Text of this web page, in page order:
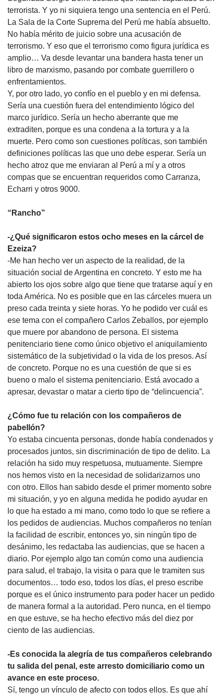
terrorista. Y yo ni siquiera tengo una sentencia en el Perú.
La Sala de la Corte Suprema del Perú me había absuelto.
No había mérito de juicio sobre una acusación de
terrorismo. Y eso que el terrorismo como figura jurídica es
amplio… Va desde levantar una bandera hasta tener un
libro de marxismo, pasando por combate guerrillero o
enfrentamientos.
Y, por otro lado, yo confío en el pueblo y en mi defensa.
Sería una cuestión fuera del entendimiento lógico del
marco jurídico. Sería un hecho aberrante que me
extraditen, porque es una condena a la tortura y a la
muerte. Pero como son cuestiones políticas, son también
definiciones políticas las que uno debe esperar. Sería un
hecho atroz que me enviaran al Perú a mí y a otros
compas que se encuentran requeridos como Carranza,
Echarri y otros 9000.
“Rancho”
-¿Qué significaron estos ocho meses en la cárcel de
Ezeiza?
-Me han hecho ver un aspecto de la realidad, de la
situación social de Argentina en concreto. Y esto me ha
abierto los ojos sobre algo que tiene que tratarse aquí y en
toda América. No es posible que en las cárceles muera un
preso cada treinta y siete horas. Yo he podido ver cuál es
ese tema con el compañero Carlos Zeballos, por ejemplo
que muere por abandono de persona. El sistema
penitenciario tiene como único objetivo el aniquilamiento
sistemático de la subjetividad o la vida de los presos. Así
de concreto. Porque no es una cuestión de que si es
bueno o malo el sistema penitenciario. Está avocado a
apresar, devastar o matar a cierto tipo de “delincuencia”.
¿Cómo fue tu relación con los compañeros de
pabellón?
Yo estaba cincuenta personas, donde había condenados y
procesados juntos, sin discriminación de tipo de delito. La
relación ha sido muy respetuosa, mutuamente. Siempre
nos hemos visto en la necesidad de solidarizarnos uno
con otro. Ellos han sabido desde el primer momento sobre
mi situación, y yo en alguna medida he podido ayudar en
lo que ha estado a mi mano, como todo lo que se refiere a
los pedidos de audiencias. Muchos compañeros no tenían
la facilidad de escribir, entonces yo, sin ningún tipo de
desánimo, les redactaba las audiencias, que se hacen a
diario. Por ejemplo algo tan común como una audiencia
para salud, el trabajo, la visita o para que le tramiten sus
documentos… todo eso, todos los días, el preso escribe
porque es el único instrumento para poder hacer un pedido
de manera formal a la autoridad. Pero nunca, en el tiempo
en que estuve, se ha hecho efectivo más del diez por
ciento de las audiencias.
-Es conocida la alegría de tus compañeros celebrando
tu salida del penal, este arresto domiciliario como un
avance en este proceso.
Sí, tengo un vínculo de afecto con todos ellos. Es que ahí